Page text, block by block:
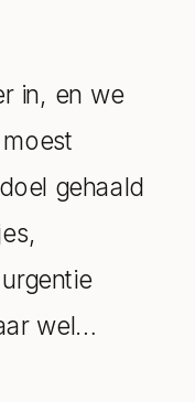
in, en we
gehaald
wel…